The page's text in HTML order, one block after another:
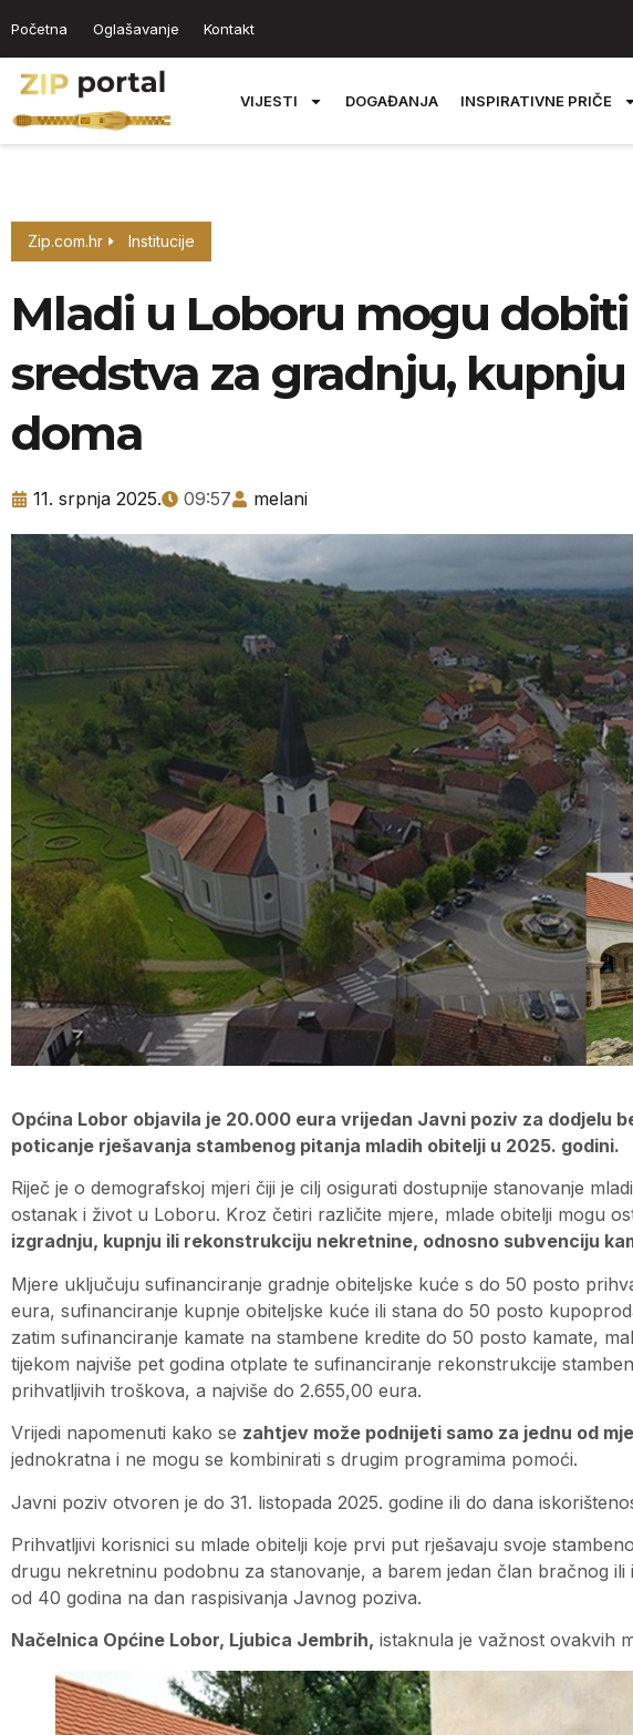
Početna Oglašavanje Kontakt
VIJESTI DOGAĐANJA INSPIRATIVNE PRIČE
Zip.com.hr Institucije
Mladi u Loboru mogu
sredstva za gradnju,
doma
11. srpnja 2025. 09:57 melani
Općina Lobor objavila je 20.000 eura vrijedan Javni poziv za dodjelu
poticanje rješavanja stambenog pitanja mladih obitelji u 2025. godini.
Riječ je o demografskoj mjeri čiji je cilj osigurati dostupnije stanovanje
ostanak i život u Loboru. Kroz četiri različite mjere, mlade obitelji mogu
izgradnju, kupnju ili rekonstrukciju nekretnine, odnosno subvenciju
Mjere uključuju sufinanciranje gradnje obiteljske kuće s do 50 posto
eura, sufinanciranje kupnje obiteljske kuće ili stana do 50 posto
zatim sufinanciranje kamate na stambene kredite do 50 posto kamate,
tijekom najviše pet godina otplate te sufinanciranje rekonstrukcije
prihvatljivih troškova, a najviše do 2.655,00 eura.
Vrijedi napomenuti kako se zahtjev može podnijeti samo za jednu od
jednokratna i ne mogu se kombinirati s drugim programima pomoći.
Javni poziv otvoren je do 31. listopada 2025. godine ili do dana
Prihvatljivi korisnici su mlade obitelji koje prvi put rješavaju svoje
drugu nekretninu podobnu za stanovanje, a barem jedan član bračnog
od 40 godina na dan raspisivanja Javnog poziva.
Načelnica Općine Lobor, Ljubica Jembrih, istaknula je važnost ovakvih